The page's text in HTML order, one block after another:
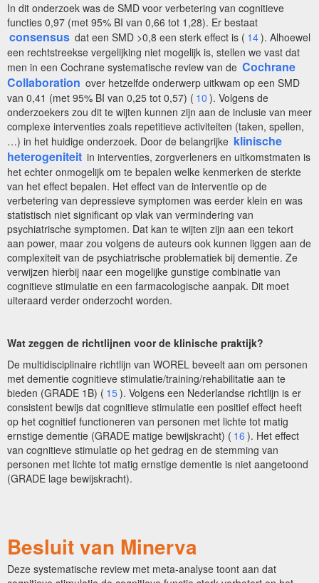
In dit onderzoek was de SMD voor verbetering van cognitieve
functies 0,97 (met 95% BI van 0,66 tot 1,28). Er bestaat
consensus dat een SMD >0,8 een sterk effect is ( 14). Alhoewel
een rechtstreekse vergelijking niet mogelijk is, stellen we vast dat
men in een Cochrane systematische review van de Cochrane
Collaboration over hetzelfde onderwerp uitkwam op een SMD
van 0,41 (met 95% BI van 0,25 tot 0,57) ( 10 ). Volgens de
onderzoekers zou dit te wijten kunnen zijn aan de inclusie van meer
complexe interventies zoals repetitieve activiteiten (taken, spellen,
…) in het huidige onderzoek. Door de belangrijke klinische
heterogeniteit in interventies, zorgverleners en uitkomstmaten is
het echter onmogelijk om te bepalen welke kenmerken de sterkte
van het effect bepalen. Het effect van de interventie op de
verbetering van depressieve symptomen was eerder klein en was
statistisch niet significant op vlak van vermindering van
psychiatrische symptomen. Dat kan te wijten zijn aan een tekort
aan power, maar zou volgens de auteurs ook kunnen liggen aan de
complexiteit van de psychiatrische problematiek bij dementie. Ze
verwijzen hierbij naar een mogelijke gunstige combinatie van
cognitieve stimulatie en een farmacologische aanpak. Dit moet
uiteraard verder onderzocht worden.
Wat zeggen de richtlijnen voor de klinische praktijk?
De multidisciplinaire richtlijn van WOREL beveelt aan om personen
met dementie cognitieve stimulatie/training/rehabilitatie aan te
bieden (GRADE 1B) ( 15). Volgens een Nederlandse richtlijn is er
consistent bewijs dat cognitieve stimulatie een positief effect heeft
op het cognitief functioneren van personen met lichte tot matig
ernstige dementie (GRADE matige bewijskracht) ( 16 ). Het effect
van cognitieve stimulatie op het gedrag en de stemming van
personen met lichte tot matig ernstige dementie is niet aangetoond
(GRADE lage bewijskracht).
Besluit van Minerva
Deze systematische review met meta-analyse toont aan dat